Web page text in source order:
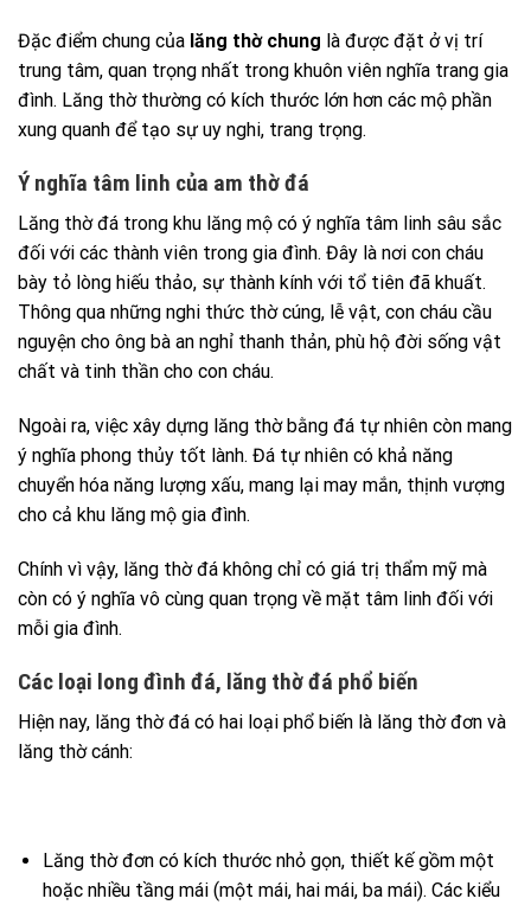
Đặc điểm chung của lăng thờ chung là được đặt ở vị trí
trung tâm, quan trọng nhất trong khuôn viên nghĩa trang gia
đình. Lăng thờ thường có kích thước lớn hơn các mộ phần
xung quanh để tạo sự uy nghi, trang trọng.
Ý nghĩa tâm linh của am thờ đá
Lăng thờ đá trong khu lăng mộ có ý nghĩa tâm linh sâu sắc
đối với các thành viên trong gia đình. Đây là nơi con cháu
bày tỏ lòng hiếu thảo, sự thành kính với tổ tiên đã khuất.
Thông qua những nghi thức thờ cúng, lễ vật, con cháu cầu
nguyện cho ông bà an nghỉ thanh thản, phù hộ đời sống vật
chất và tinh thần cho con cháu.
Ngoài ra, việc xây dựng lăng thờ bằng đá tự nhiên còn mang
ý nghĩa phong thủy tốt lành. Đá tự nhiên có khả năng
chuyển hóa năng lượng xấu, mang lại may mắn, thịnh vượng
cho cả khu lăng mộ gia đình.
Chính vì vậy, lăng thờ đá không chỉ có giá trị thẩm mỹ mà
còn có ý nghĩa vô cùng quan trọng về mặt tâm linh đối với
mỗi gia đình.
Các loại long đình đá, lăng thờ đá phổ biến
Hiện nay, lăng thờ đá có hai loại phổ biến là lăng thờ đơn và
lăng thờ cánh:
Lăng thờ đơn có kích thước nhỏ gọn, thiết kế gồm một
hoặc nhiều tầng mái (một mái, hai mái, ba mái). Các kiểu